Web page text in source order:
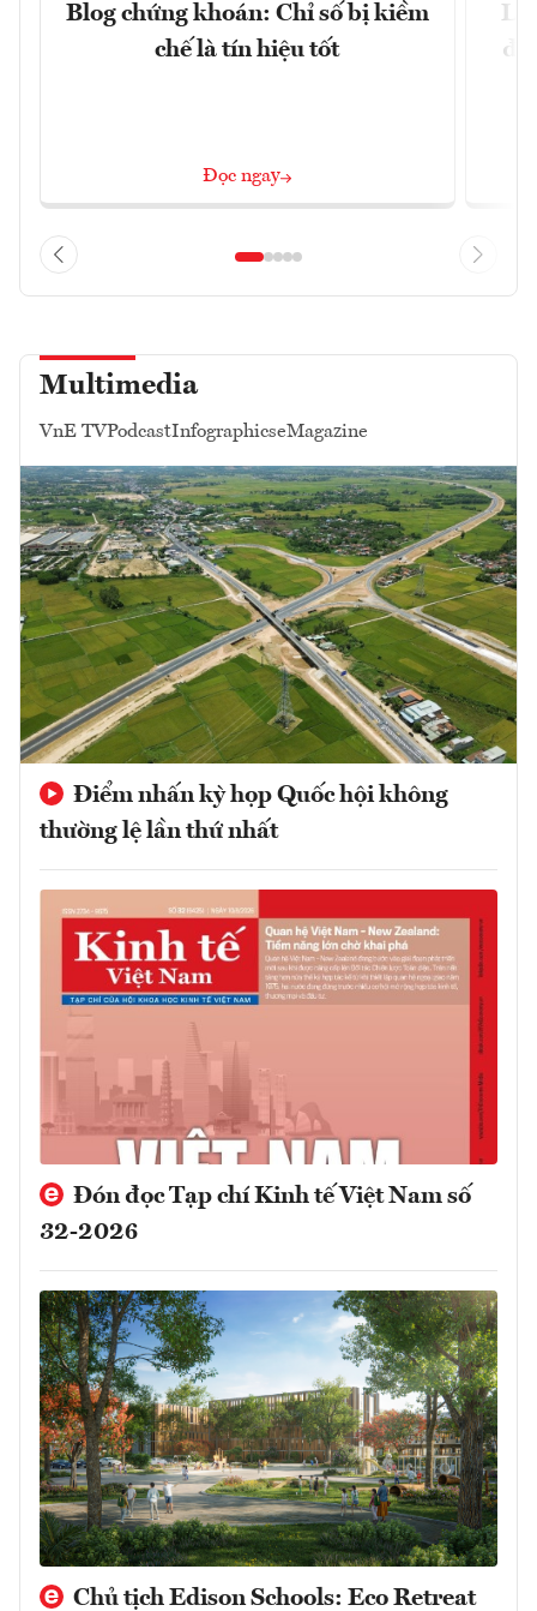
Blog chứng khoán: Chỉ số bị kiềm
chế là tín hiệu tốt
Đọc ngay
Multimedia
VnE TVPodcastInfographicseMagazine
Điểm nhấn kỳ họp Quốc hội không
thường lệ lần thứ nhất
Đón đọc Tạp chí Kinh tế Việt Nam số
32-2026
Chủ tịch Edison Schools: Eco Retreat